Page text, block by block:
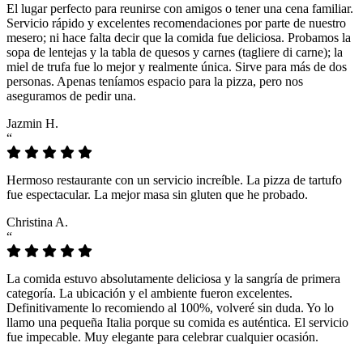
El lugar perfecto para reunirse con amigos o tener una cena familiar.
Servicio rápido y excelentes recomendaciones por parte de nuestro
mesero; ni hace falta decir que la comida fue deliciosa. Probamos la
sopa de lentejas y la tabla de quesos y carnes (tagliere di carne); la
miel de trufa fue lo mejor y realmente única. Sirve para más de dos
personas. Apenas teníamos espacio para la pizza, pero nos
aseguramos de pedir una.
Jazmin H.
“
Hermoso restaurante con un servicio increíble. La pizza de tartufo
fue espectacular. La mejor masa sin gluten que he probado.
Christina A.
“
La comida estuvo absolutamente deliciosa y la sangría de primera
categoría. La ubicación y el ambiente fueron excelentes.
Definitivamente lo recomiendo al 100%, volveré sin duda. Yo lo
llamo una pequeña Italia porque su comida es auténtica. El servicio
fue impecable. Muy elegante para celebrar cualquier ocasión.